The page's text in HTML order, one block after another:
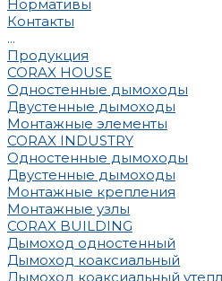
Нормативы
Контакты
...
Продукция
CORAX HOUSE
Одностенные дымоходы
Двустенные дымоходы
Монтажные элементы
CORAX INDUSTRY
Одностенные дымоходы
Двустенные дымоходы
Монтажные крепления
Монтажные узлы
CORAX BUILDING
Дымоход одностенный
Дымоход коаксиальный
Дымоход коаксиальный